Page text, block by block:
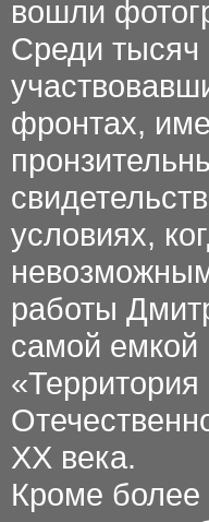
вошли
Среди тысяч
фронтах,
условиях,
работы
самой емкой
XX века.
Кроме более